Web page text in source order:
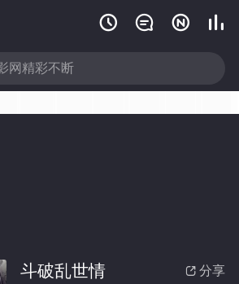
   
 分享
斗破乱世情